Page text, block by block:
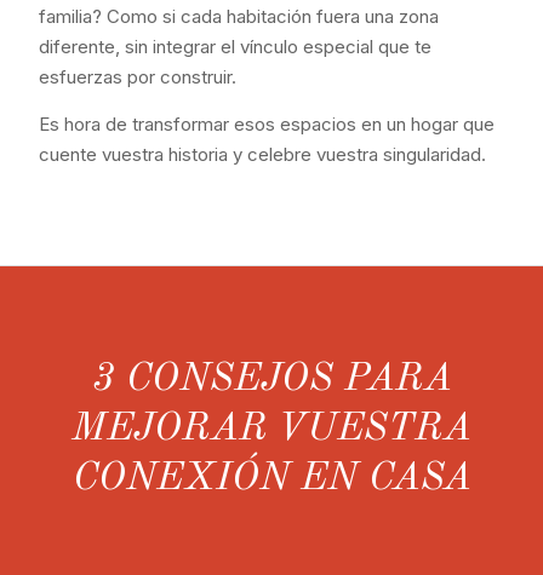
familia? Como si cada habitación fuera una zona
diferente, sin integrar el vínculo especial que te
esfuerzas por construir.
Es hora de transformar esos espacios en un hogar que
cuente vuestra historia y celebre vuestra singularidad.
3 CONSEJOS PARA
MEJORAR VUESTRA
CONEXIÓN EN CASA